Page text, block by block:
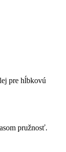
pre hĺbkovú
pružnosť.